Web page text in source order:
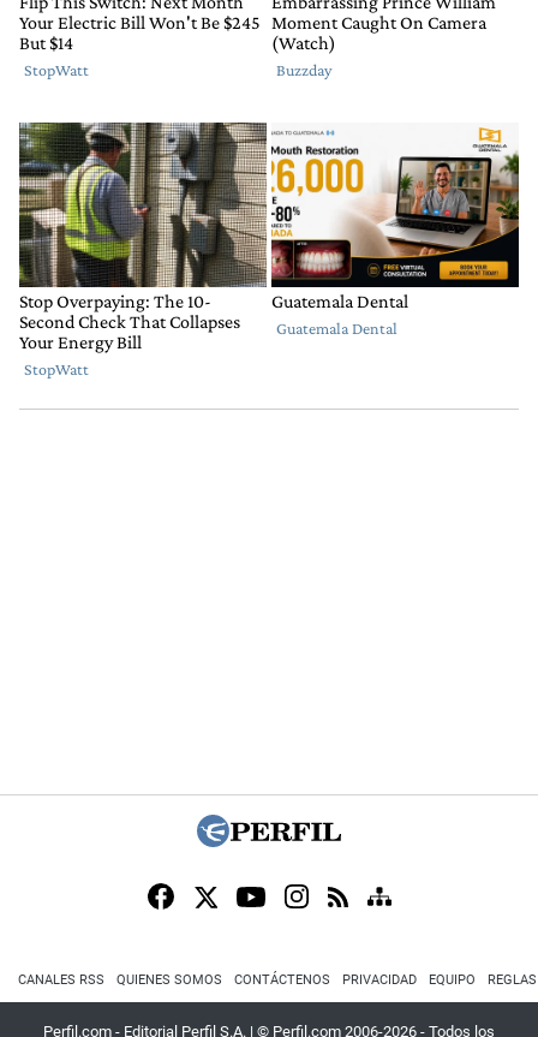
CANALES RSS QUIENES SOMOS CONTÁCTENOS PRIVACIDAD EQUIPO
Perfil.com - Editorial Perfil S.A. | © Perfil.com 2006-2026 - Todos los